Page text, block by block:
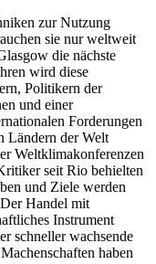
zur Nutzung
sie nur weltweit
die nächste
wird diese
Politikern der
und einer
Forderungen
Ländern der Welt
Weltklimakonferenzen
seit Rio behielten
und Ziele werden
Handel mit
Instrument
schneller wachsende
haben